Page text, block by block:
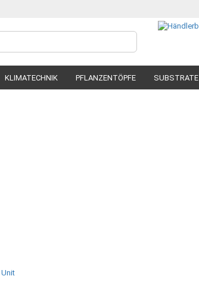
KLIMATECHNIK PFLANZENTÖPFE SUBSTRATE